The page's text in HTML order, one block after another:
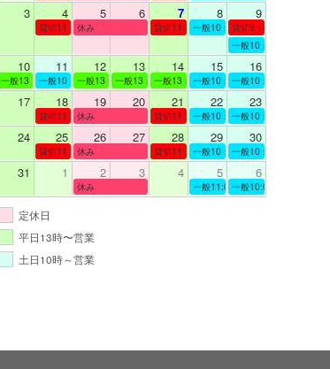
3 4 5 6 7 8 9
貸切11：00～12：00
休み 貸切11：00～12：00
一般10：00～19：00
貸切9：00～10：00
一般10：00～19：00
10 11 12 13 14 15 16
一般13：00～19：00
一般10：00～19：00
一般13：00～19：00
一般13：00～19：00
一般13：00～19：00
一般10：00～19：00一般10：00～19：00
17 18 19 20 21 22 23
貸切11：00～12：00
休み 貸切11：00～13：00
一般10：00～19：00一般10：00～19：00
24 25 26 27 28 29 30
貸切11：00～12：00
休み 貸切11：00～12：00
一般10：00～19：00一般10：00～19：00
31 1 2 3 4 5 6
休み 一般11:00～19:00一般10:00～19:00
定休日
平日13時〜営業
土日10時～営業